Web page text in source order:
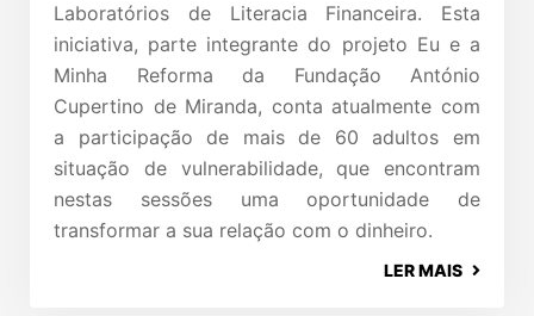
Laboratórios de Literacia Financeira. Esta
iniciativa, parte integrante do projeto Eu e a
Minha Reforma da Fundação António
Cupertino de Miranda, conta atualmente com
a participação de mais de 60 adultos em
situação de vulnerabilidade, que encontram
nestas sessões uma oportunidade de
transformar a sua relação com o dinheiro.
LER MAIS